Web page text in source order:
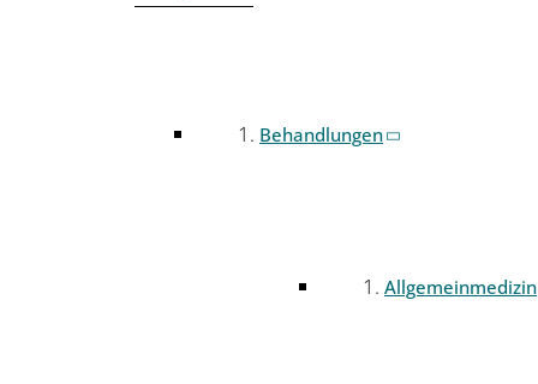
Behandlungen
Allgemeinmedizin